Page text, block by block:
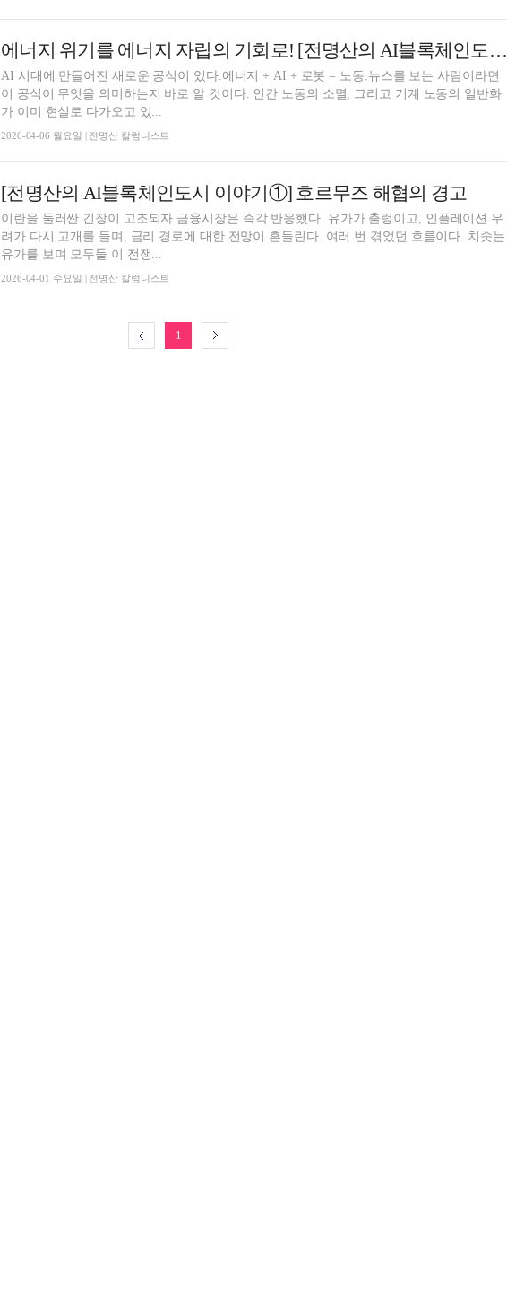
에너지 위기를 에너지 자립의 기회로! [전명산의 AI블록체인도시 이야기②]
AI 시대에 만들어진 새로운 공식이 있다.에너지 + AI + 로봇 = 노동.뉴스를 보는 사람이라면
이 공식이 무엇을 의미하는지 바로 알 것이다. 인간 노동의 소멸, 그리고 기계 노동의 일반화
가 이미 현실로 다가오고 있...
2026-04-06 월요일 | 전명산 칼럼니스트
[전명산의 AI블록체인도시 이야기①] 호르무즈 해협의 경고
이란을 둘러싼 긴장이 고조되자 금융시장은 즉각 반응했다. 유가가 출렁이고, 인플레이션 우
려가 다시 고개를 들며, 금리 경로에 대한 전망이 흔들린다. 여러 번 겪었던 흐름이다. 치솟는
유가를 보며 모두들 이 전쟁...
2026-04-01 수요일 | 전명산 칼럼니스트
1